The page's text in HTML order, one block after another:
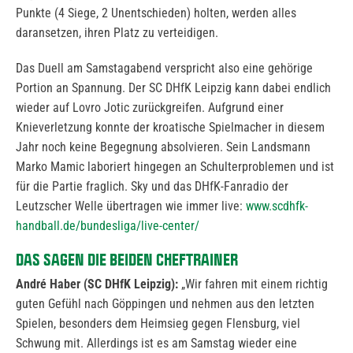
Punkte (4 Siege, 2 Unentschieden) holten, werden alles
daransetzen, ihren Platz zu verteidigen.
Das Duell am Samstagabend verspricht also eine gehörige
Portion an Spannung. Der SC DHfK Leipzig kann dabei endlich
wieder auf Lovro Jotic zurückgreifen. Aufgrund einer
Knieverletzung konnte der kroatische Spielmacher in diesem
Jahr noch keine Begegnung absolvieren. Sein Landsmann
Marko Mamic laboriert hingegen an Schulterproblemen und ist
für die Partie fraglich. Sky und das DHfK-Fanradio der
Leutzscher Welle übertragen wie immer live: www.scdhfk-
handball.de/bundesliga/live-center/
DAS SAGEN DIE BEIDEN CHEFTRAINER
André Haber (SC DHfK Leipzig): „Wir fahren mit einem richtig
guten Gefühl nach Göppingen und nehmen aus den letzten
Spielen, besonders dem Heimsieg gegen Flensburg, viel
Schwung mit. Allerdings ist es am Samstag wieder eine